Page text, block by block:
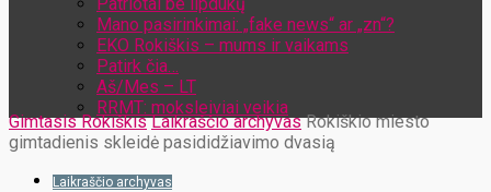
Mano pasirinkimai: „fake news“ ar „zn“?
EKO Rokiškis – mums ir vaikams
Patirk čia…
Aš/Mes – LT
RRMT: moksleiviai veikia
Gimtasis Rokiškis Laikraščio archyvas Rokiškio miesto
gimtadienis skleidė pasididžiavimo dvasią
Laikraščio archyvas